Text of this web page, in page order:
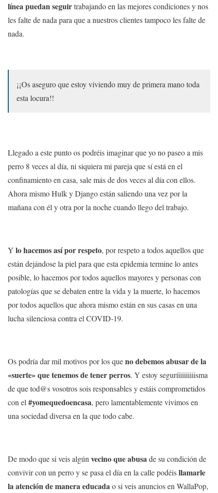
línea puedan seguirtrabajando en las mejores condiciones y nos
les falte de nada para que a nuestros clientes tampoco les falte de
nada.
¡¡Os aseguro que estoy viviendo muy de primera mano toda
esta locura!!
Llegado a este punto os podréis imaginar que yo no paseo a mis
perro 8 veces al día, ni siquiera mi pareja que sí está en el
confinamiento en casa, sale más de dos veces al día con ellos.
Ahora mismo Hulk y Django están saliendo una vez por la
mañana con él y otra por la noche cuando llego del trabajo.
Y lo hacemos así por respeto, por respeto a todos aquellos que
están dejándose la piel para que esta epidemia termine lo antes
posible, lo hacemos por todos aquellos mayores y personas con
patologías que se debaten entre la vida y la muerte, lo hacemos
por todos aquellos que ahora mismo están en sus casas en una
lucha silenciosa contra el COVID-19.
Os podría dar mil motivos por los queno debemos abusar de la
«suerte» que tenemos de tener perros. Y estoy seguríiiiiiiiiisma
de que tod@s vosotros sois responsables y estáis comprometidos
con el #yomequedoencasa, pero lamentablemente vivimos en
una sociedad diversa en la que todo cabe.
De modo que si veis algún vecino que abusade su condición de
convivir con un perro y se pasa el día en la calle podéisllamarle
la atención de manera educadao si veis anuncios en WallaPop,